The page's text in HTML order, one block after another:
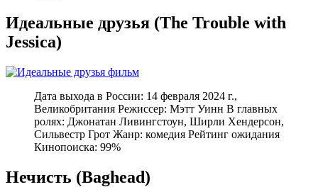
Идеальные друзья (The Trouble with
Jessica)
Дата выхода в России: 14 февраля 2024 г.,
Великобритания Режиссер: Мэтт Уинн В главных
ролях: Джонатан Ливингстоун, Ширли Хендерсон,
Сильвестр Грот Жанр: комедия Рейтинг ожидания
Кинопоиска: 99%
Нечисть (Baghead)